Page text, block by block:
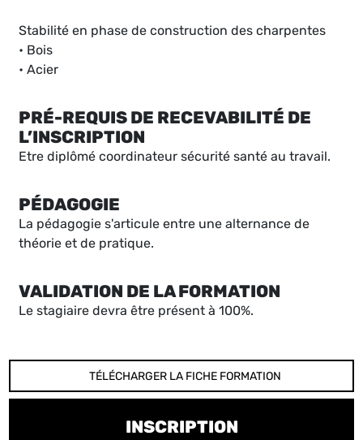
Stabilité en phase de construction des charpentes
• Bois
• Acier
PRÉ-REQUIS DE RECEVABILITÉ DE
L’INSCRIPTION
Etre diplômé coordinateur sécurité santé au travail.
PÉDAGOGIE
La pédagogie s'articule entre une alternance de
théorie et de pratique.
VALIDATION DE LA FORMATION
Le stagiaire devra être présent à 100%.
TÉLÉCHARGER LA FICHE FORMATION
INSCRIPTION